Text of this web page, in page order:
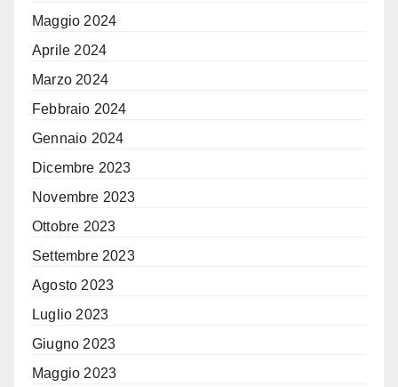
Maggio 2024
Aprile 2024
Marzo 2024
Febbraio 2024
Gennaio 2024
Dicembre 2023
Novembre 2023
Ottobre 2023
Settembre 2023
Agosto 2023
Luglio 2023
Giugno 2023
Maggio 2023